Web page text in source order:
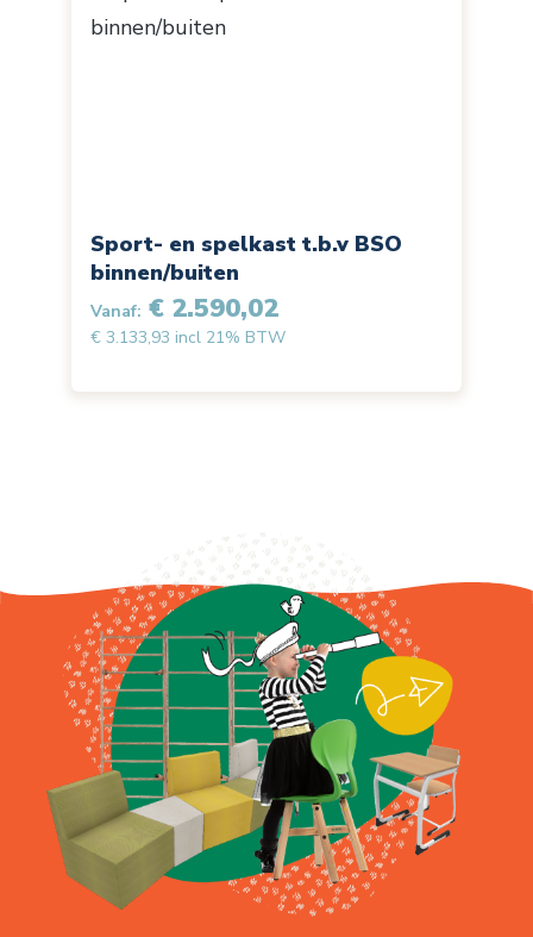
Sport- en spelkast t.b.v BSO
binnen/buiten
Vanaf: € 2.590,02
€ 3.133,93 incl 21% BTW